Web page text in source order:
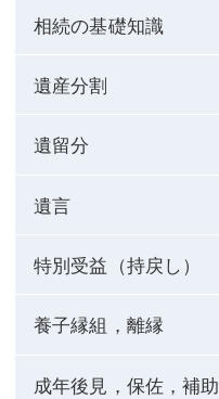
相続の基礎知識
遺産分割
遺留分
遺言
特別受益（持戻し）
養子縁組，離縁
成年後見，保佐，補助